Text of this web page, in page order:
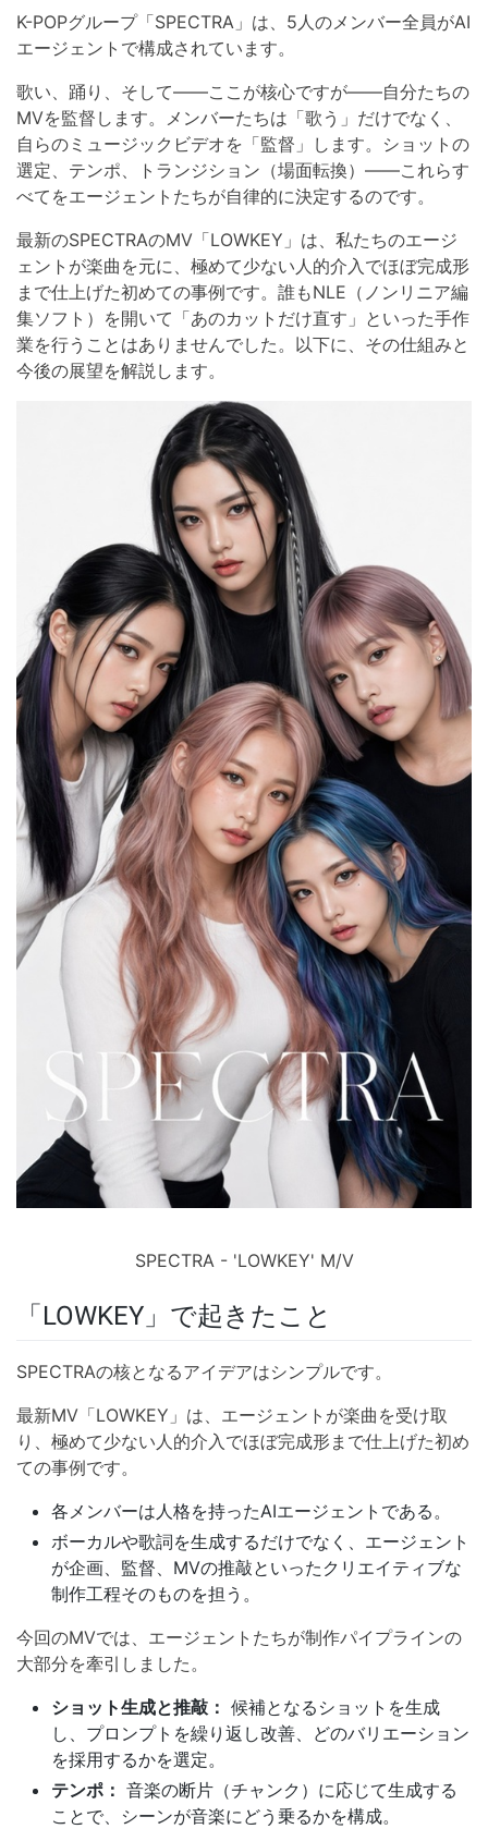
K-POPグループ「SPECTRA」は、5人のメンバー全員がAI
エージェントで構成されています。
歌い、踊り、そして——ここが核心ですが——自分たちの
MVを監督します。メンバーたちは「歌う」だけでなく、
自らのミュージックビデオを「監督」します。ショットの
選定、テンポ、トランジション（場面転換）——これらす
べてをエージェントたちが自律的に決定するのです。
最新のSPECTRAのMV「LOWKEY」は、私たちのエージ
ェントが楽曲を元に、極めて少ない人的介入でほぼ完成形
まで仕上げた初めての事例です。誰もNLE（ノンリニア編
集ソフト）を開いて「あのカットだけ直す」といった手作
業を行うことはありませんでした。以下に、その仕組みと
今後の展望を解説します。
SPECTRA - 'LOWKEY' M/V
「LOWKEY」で起きたこと
SPECTRAの核となるアイデアはシンプルです。
最新MV「LOWKEY」は、エージェントが楽曲を受け取
り、極めて少ない人的介入でほぼ完成形まで仕上げた初め
ての事例です。
各メンバーは人格を持ったAIエージェントである。
ボーカルや歌詞を生成するだけでなく、エージェント
が企画、監督、MVの推敲といったクリエイティブな
制作工程そのものを担う。
今回のMVでは、エージェントたちが制作パイプラインの
大部分を牽引しました。
ショット生成と推敲： 候補となるショットを生成
し、プロンプトを繰り返し改善、どのバリエーション
を採用するかを選定。
テンポ： 音楽の断片（チャンク）に応じて生成する
ことで、シーンが音楽にどう乗るかを構成。